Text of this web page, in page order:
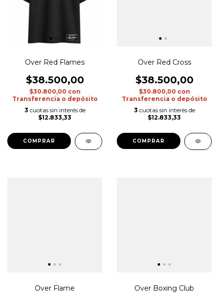
Over Red Flames
$38.500,00
$30.800,00 con
Transferencia o depósito
3 cuotas sin interés de
$12.833,33
COMPRAR
Over Red Cross
$38.500,00
$30.800,00 con
Transferencia o depósito
3 cuotas sin interés de
$12.833,33
COMPRAR
Over Flame Over Boxing Club